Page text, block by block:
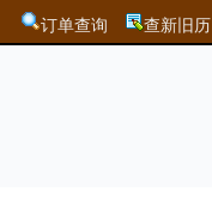
订单查询 查新旧历